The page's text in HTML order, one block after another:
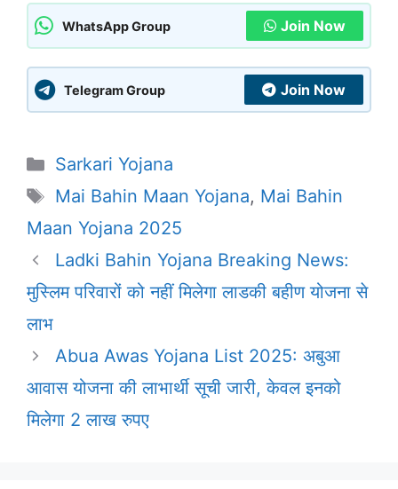
WhatsApp Group Join Now
Telegram Group Join Now
Categories
Sarkari Yojana
Tags
Mai Bahin Maan Yojana, Mai Bahin
Maan Yojana 2025
Ladki Bahin Yojana Breaking News:
मुस्लिम परिवारों को नहीं मिलेगा लाडकी बहीण योजना से
लाभ
Abua Awas Yojana List 2025: अबुआ
आवास योजना की लाभार्थी सूची जारी, केवल इनको
मिलेगा 2 लाख रुपए